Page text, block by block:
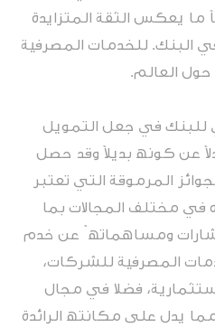
ما یعكس الثقة المتزایدة
البنك. للخدمات المصرفیة
حول العالم.
للبنك في جعل التمویل
بدلاً عن كونھ بدیلاً وقد حصل
المرموقة التي تعتبر
في مختلف المجالات بما
ومساھماتھ ً عن خدم
المصرفیة للشركات،
فضلا في مجال
یدل على مكانتھ الرائدة